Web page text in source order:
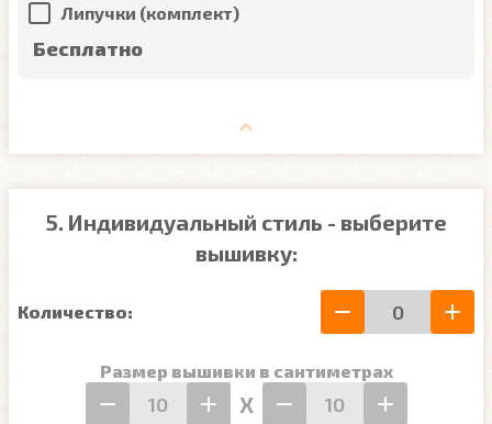
Липучки (комплект)
Бесплатно
5. Индивидуальный стиль - выберите
вышивку:
Количество:
Размер вышивки в сантиметрах
Х